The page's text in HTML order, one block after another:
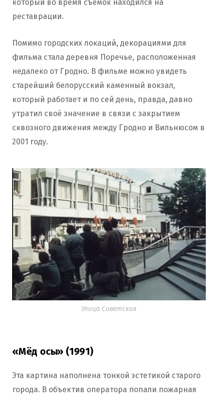
который во время съёмок находился на
реставрации.
Помимо городских локаций, декорациями для
фильма стала деревня Поречье, расположенная
недалеко от Гродно. В фильме можно увидеть
старейший белорусский каменный вокзал,
который работает и по сей день, правда, давно
утратил своё значение в связи с закрытием
сквозного движения между Гродно и Вильнюсом в
2001 году.
Улица Советская
«Мёд осы» (1991)
Эта картина наполнена тонкой эстетикой старого
города. В объектив оператора попали пожарная